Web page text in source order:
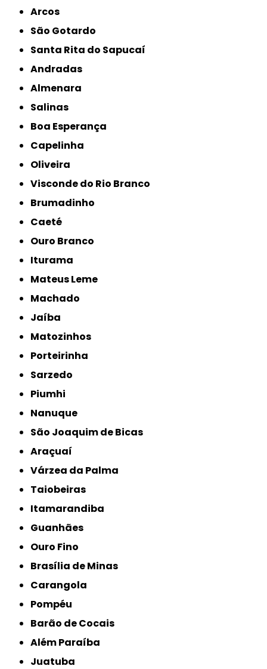
Arcos
São Gotardo
Santa Rita do Sapucaí
Andradas
Almenara
Salinas
Boa Esperança
Capelinha
Oliveira
Visconde do Rio Branco
Brumadinho
Caeté
Ouro Branco
Iturama
Mateus Leme
Machado
Jaíba
Matozinhos
Porteirinha
Sarzedo
Piumhi
Nanuque
São Joaquim de Bicas
Araçuaí
Várzea da Palma
Taiobeiras
Itamarandiba
Guanhães
Ouro Fino
Brasília de Minas
Carangola
Pompéu
Barão de Cocais
Além Paraíba
Juatuba